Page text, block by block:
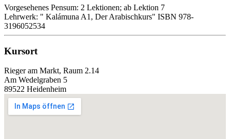
Vorgesehenes Pensum: 2 Lektionen; ab Lektion 7
Lehrwerk: " Kalámuna A1, Der Arabischkurs" ISBN 978-
3196052534
Kursort
Rieger am Markt, Raum 2.14
Am Wedelgraben 5
89522 Heidenheim